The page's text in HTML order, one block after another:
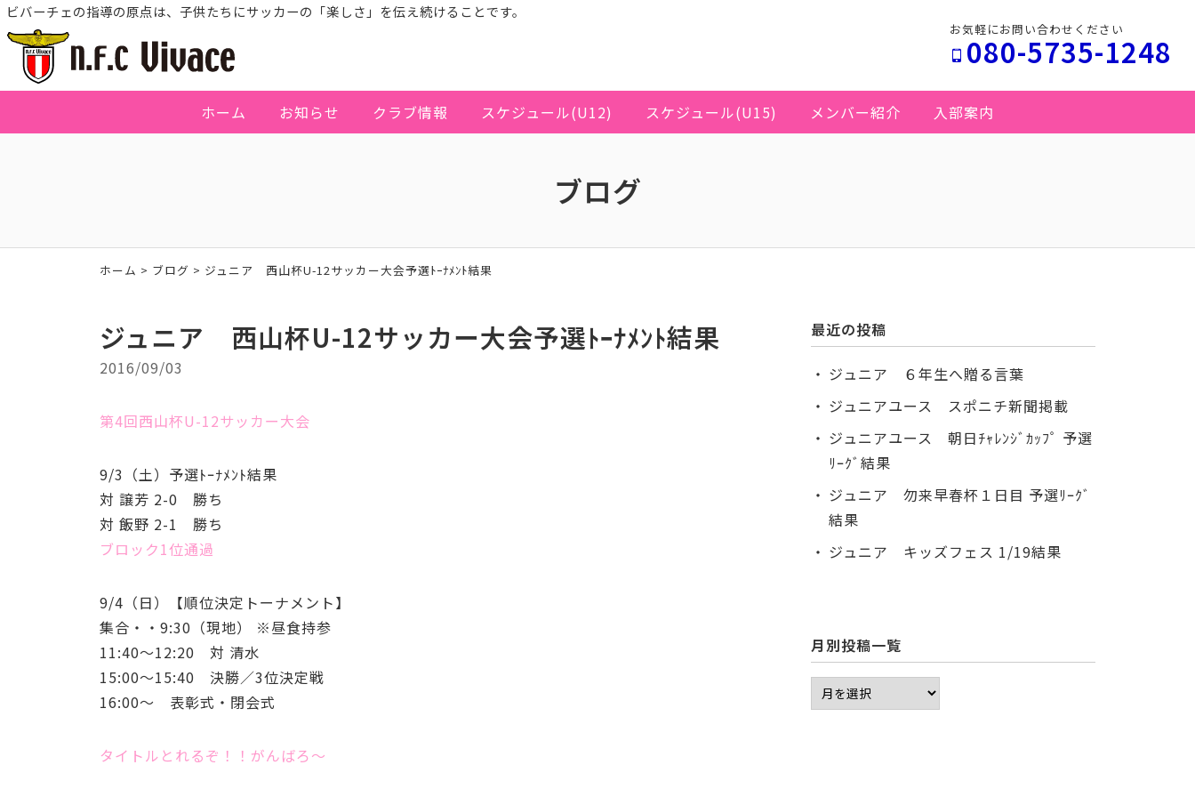
ビバーチェの指導の原点は、子供たちにサッカーの「楽しさ」を伝え続けることです。
お気軽にお問い合わせください
080-5735-1248
ホーム お知らせ クラブ情報 スケジュール(U12) スケジュール(U15) メンバー紹介 入部案内
ブログ
ホーム > ブログ > ジュニア 西山杯U-12サッカー大会予選ﾄｰﾅﾒﾝﾄ結果
ジュニア 西山杯U-12サッカー大会予選ﾄｰﾅﾒﾝﾄ結果
2016/09/03
第4回西山杯U-12サッカー大会
9/3（土） 予選ﾄｰﾅﾒﾝﾄ結果
対 譲芳 2-0 勝ち
対 飯野 2-1 勝ち
ブロック1位通過
9/4（日）
【順位決定トーナメント】
集合・・9:30（現地） ※昼食持参
11:40～12:20 対 清水
15:00～15:40 決勝／3位決定戦
16:00～ 表彰式・閉会式
タイトルとれるぞ！！がんばろ～
最近の投稿
ジュニア ６年生へ贈る言葉
ジュニアユース スポニチ新聞掲載
ジュニアユース 朝日ﾁｬﾚﾝｼﾞｶｯﾌﾟ 予選
ﾘｰｸﾞ結果
ジュニア 勿来早春杯１日目 予選ﾘｰｸﾞ
結果
ジュニア キッズフェス 1/19結果
月別投稿一覧